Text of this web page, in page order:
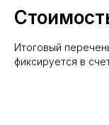
Итоговый
фиксируется в